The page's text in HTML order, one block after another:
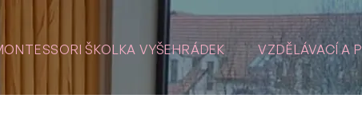
ŠKOLKA VYŠEHRÁDEK VZDĚLÁVACÍ A